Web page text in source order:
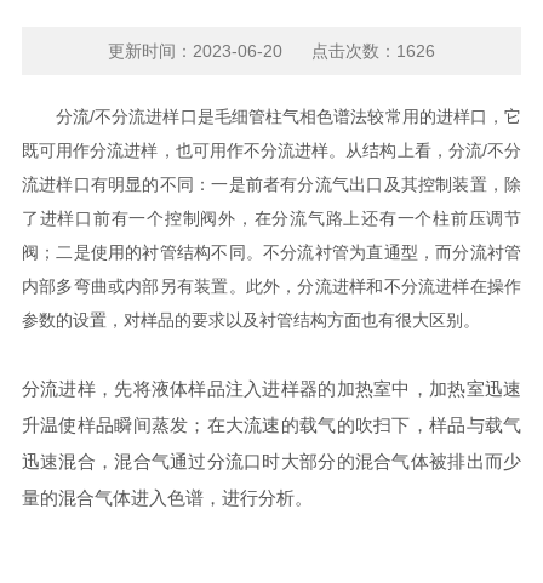
更新时间：2023-06-20 点击次数：1626
分流/不分流进样口是毛细管柱气相色谱法较常用的进样口，它
既可用作分流进样，也可用作不分流进样。从结构上看，分流/不分
流进样口有明显的不同：一是前者有分流气出口及其控制装置，除
了进样口前有一个控制阀外，在分流气路上还有一个柱前压调节
阀；二是使用的衬管结构不同。不分流衬管为直通型，而分流衬管
内部多弯曲或内部另有装置。此外，分流进样和不分流进样在操作
参数的设置，对样品的要求以及衬管结构方面也有很大区别。
分流进样，先将液体样品注入进样器的加热室中，加热室迅速
升温使样品瞬间蒸发；在大流速的载气的吹扫下，样品与载气
迅速混合，混合气通过分流口时大部分的混合气体被排出而少
量的混合气体进入色谱，进行分析。